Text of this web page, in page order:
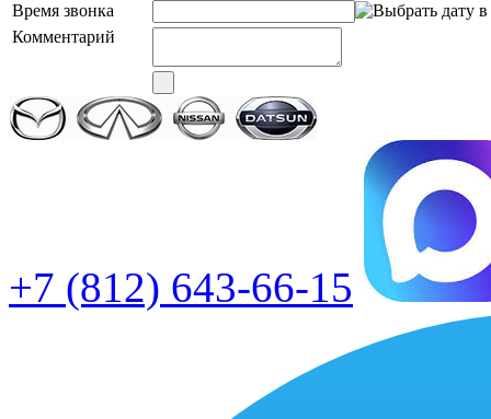
Время звонка
Комментарий
+7 (812) 643-66-15